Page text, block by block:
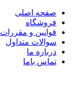
صفحه اصلی
فروشگاه
قوانین و مقررات
سوالات متداول
درباره ما
تماس باما